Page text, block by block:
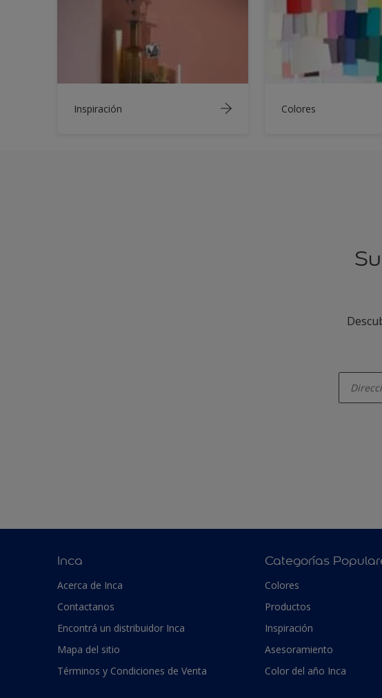
Inspiración Colores
Inca
Acerca de Inca
Contactanos
Encontrá un distribuidor Inca
Mapa del sitio
Términos y Condiciones de Venta
Categorías
Colores
Productos
Inspiración
Asesoramiento
Color del año Inca